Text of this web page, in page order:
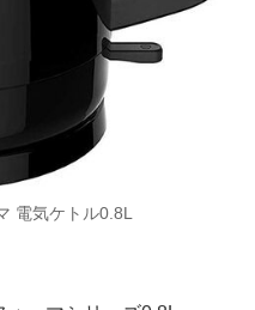
電気ケトル0.8L